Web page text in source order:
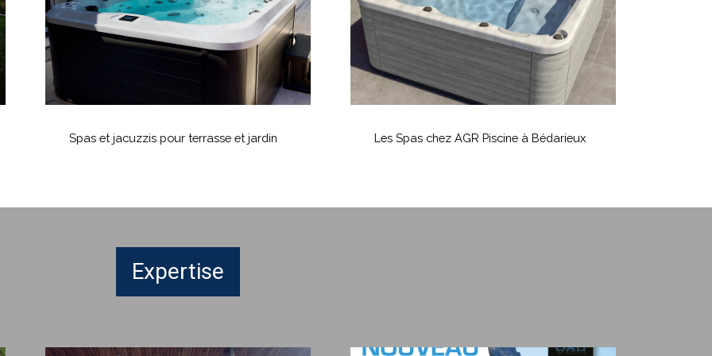
et
jardin
et
Spas et jacuzzis pour terrasse et jardin
Bédarieux
Spas
à
Les Spas chez AGR Piscine à Bédarieux
Expertise